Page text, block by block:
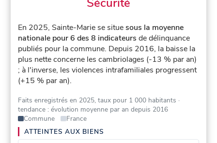
En 2025, Sainte-Marie se situesous la moyenne
nationale pour 6 des 8 indicateurs de délinquance
publiés pour la commune. Depuis 2016, la baisse la
plus nette concerne les cambriolages (-13 % par an)
; à l'inverse, les violences intrafamiliales progressent
(+15 % par an).
Faits enregistrés en 2025, taux pour 1 000 habitants ·
tendance : évolution moyenne par an depuis 2016
Commune
France
ATTEINTES AUX BIENS